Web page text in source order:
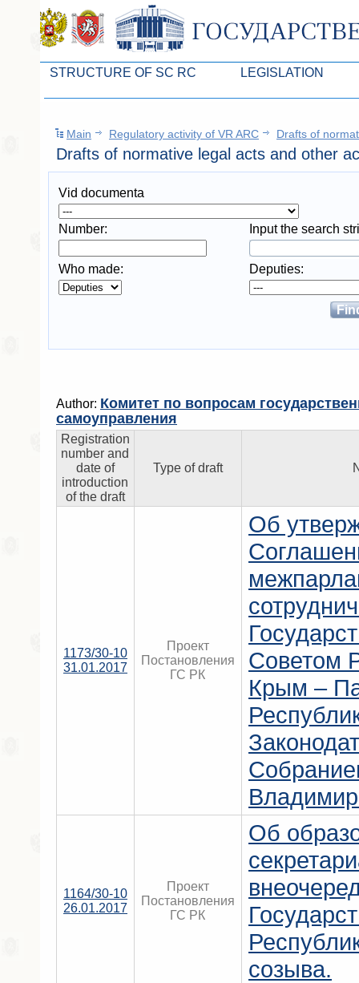
STRUCTURE OF SC RC
Presidium of SC ARC
Permanent commissions of SC ARC
Deputy factions of SC ARC
Советники Председателя ГС РК
LEGISLATION
Бюджет Республики
Законы
Независимая
Информация
Схема
Статистика
Main Regulatory activity of VR ARC Drafts of
Drafts of normative legal acts and other
Vid documenta
Number: Input the search
Who made: Deputies:
Author: Комитет по вопросам
самоуправления
Registration
number and
date of
introduction
of the draft
Type of draft
1173/30-10
31.01.2017
Проект
Постановления
ГС РК
Об
Советом
Крым –
1164/30-10
26.01.2017
Проект
Постановления
ГС РК
Об
созыва.